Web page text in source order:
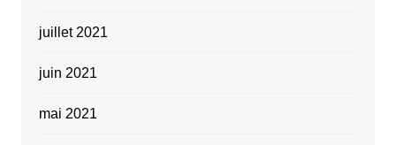
juillet 2021
juin 2021
mai 2021